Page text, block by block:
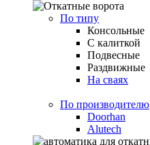
По типу
Консольные
С калиткой
Подвесные
Раздвижные
На сваях
По производителю
Doorhan
Alutech